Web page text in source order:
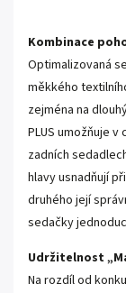
Kombinace
Optimalizovaná
měkkého
zejména na
PLUS umožňuje
zadních
hlavy usnadňují
druhého její
sedačky
Udržitelnost
Na rozdíl od